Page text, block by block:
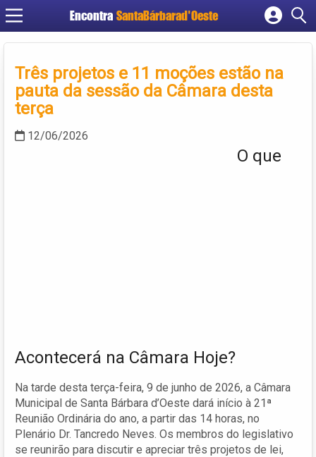
Encontra SantaBárbarad'Oeste
Cadastrar empresa
Criar conta
Três projetos e 11 moções estão na
pauta da sessão da Câmara desta
terça
12/06/2026
O que
Acontecerá na Câmara Hoje?
Na tarde desta terça-feira, 9 de junho de 2026, a Câmara
Municipal de Santa Bárbara d’Oeste dará início à 21ª
Reunião Ordinária do ano, a partir das 14 horas, no
Plenário Dr. Tancredo Neves. Os membros do legislativo
se reunirão para discutir e apreciar três projetos de lei,